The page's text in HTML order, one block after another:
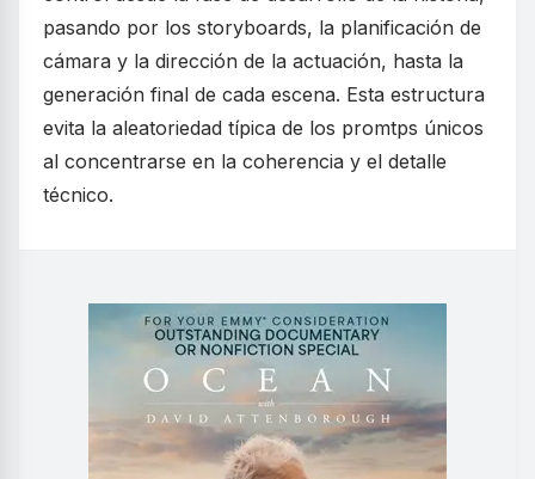
pasando por los storyboards, la planificación de
cámara y la dirección de la actuación, hasta la
generación final de cada escena. Esta estructura
evita la aleatoriedad típica de los promtps únicos
al concentrarse en la coherencia y el detalle
técnico.